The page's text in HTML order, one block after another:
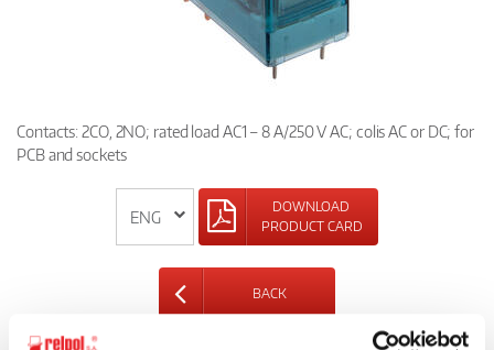
Contacts: 2CO, 2NO; rated load AC1 – 8 A/250 V AC; colis AC or DC; for
PCB and sockets
DOWNLOAD
PRODUCT CARD
BACK